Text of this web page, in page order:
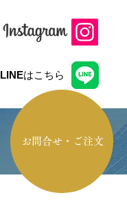
お問合せ・ご注文
LINEはこちら